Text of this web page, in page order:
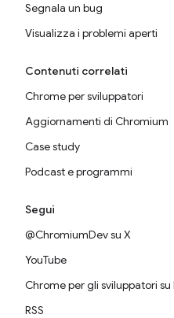
Segnala un bug
Visualizza i problemi aperti
Contenuti correlati
Chrome per sviluppatori
Aggiornamenti di Chromium
Case study
Podcast e programmi
Segui
@ChromiumDev su X
YouTube
Chrome per gli sviluppatori su
RSS